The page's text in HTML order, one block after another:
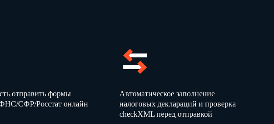
отправить формы
ФНС/СФР/Росстат онлайн
Автоматическое заполнение
налоговых деклараций и проверка
checkXML перед отправкой